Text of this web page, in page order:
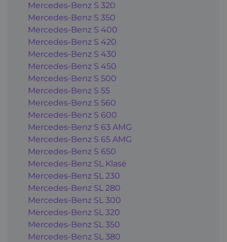
Mercedes-Benz S 320
Mercedes-Benz S 350
Mercedes-Benz S 400
Mercedes-Benz S 420
Mercedes-Benz S 430
Mercedes-Benz S 450
Mercedes-Benz S 500
Mercedes-Benz S 55
Mercedes-Benz S 560
Mercedes-Benz S 600
Mercedes-Benz S 63 AMG
Mercedes-Benz S 65 AMG
Mercedes-Benz S 650
Mercedes-Benz SL Klasė
Mercedes-Benz SL 230
Mercedes-Benz SL 280
Mercedes-Benz SL 300
Mercedes-Benz SL 320
Mercedes-Benz SL 350
Mercedes-Benz SL 380